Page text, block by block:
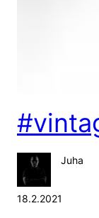
Juha
18.2.2021